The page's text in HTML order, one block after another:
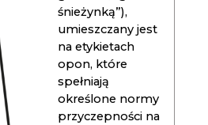
śnieżynką”),
umieszczany jest
na etykietach
opon, które
spełniają
określone normy
przyczepności na